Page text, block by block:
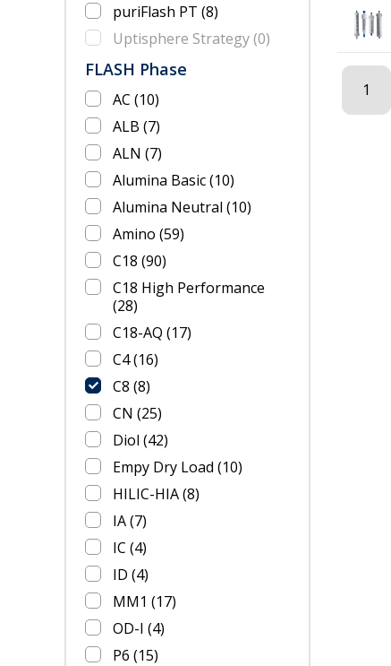
puriFlash PT (8)
Uptisphere Strategy(0)
FLASH Phase
AC (10)
ALB (7)
ALN (7)
Alumina Basic(10)
Alumina Neutral (10)
Amino (59)
C18 (90)
C18 High Performance
(28)
C18-AQ (17)
C4(16)
C8 (8)
CN (25)
Diol (42)
Empy Dry Load (10)
HILIC-HIA(8)
IA(7)
IC (4)
ID (4)
MM1 (17)
OD-I (4)
P6 (15)
1